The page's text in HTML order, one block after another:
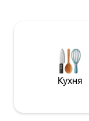
Бандерас,
та Лос-Аркос на
та колекція вілл
один із
чудовим
Кухня